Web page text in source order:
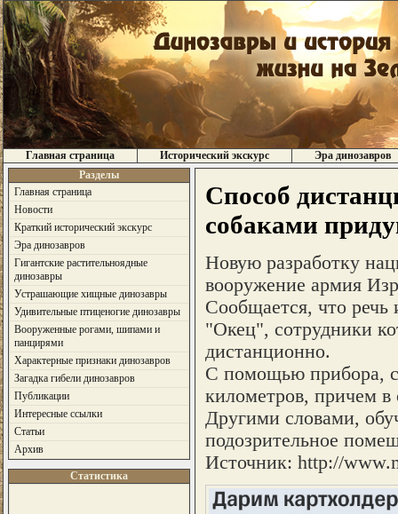
Главная страница Исторический экскурс
Эра динозавров
Разделы
Главная страница
Новости
Краткий исторический экскурс
Эра динозавров
Гигантские растительноядные
динозавры
Устрашающие хищные динозавры
Удивительные птиценогие динозавры
Вооруженные рогами, шипами и
панцирями
Характерные признаки динозавров
Загадка гибели динозавров
Публикации
Интересные ссылки
Статьи
Архив
Статистика
Способ
собаками
Новую разработку
вооружение армия
Сообщается, что речь
"Окец", сотрудники
дистанционно.
С помощью прибора,
километров, причем в
Другими словами,
подозрительное
Источник: http://